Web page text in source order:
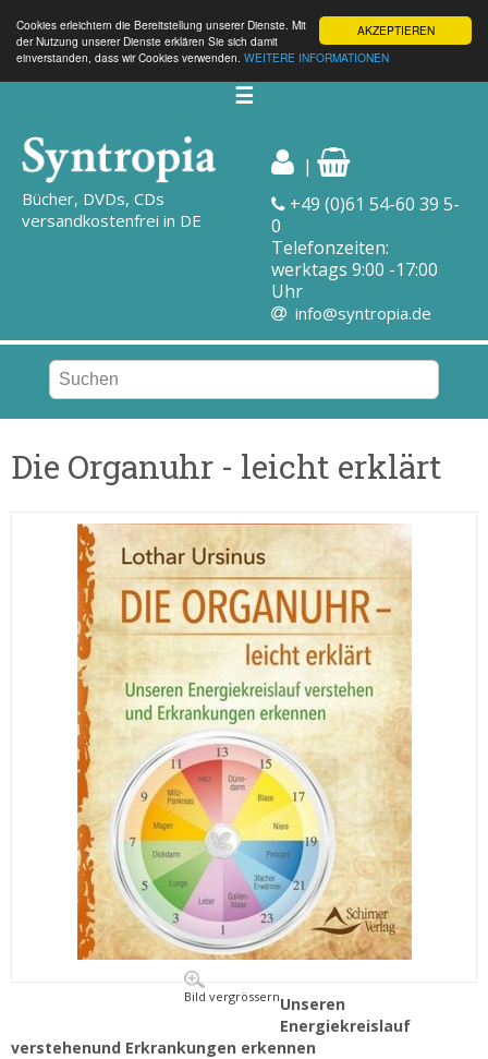
AKZEPTIEREN
Cookies erleichtern die Bereitstellung unserer Dienste. Mit
der Nutzung unserer Dienste erklären Sie sich damit
einverstanden, dass wir Cookies verwenden. WEITERE INFORMATIONEN
☰
Bücher, DVDs, CDs
versandkostenfrei in DE
|
+49 (0)61 54-60 39 5-
0
Telefonzeiten:
werktags 9:00 -17:00
Uhr
info@syntropia.de
Die Organuhr - leicht erklärt
Bild vergrössernUnseren
Energiekreislauf
verstehenund Erkrankungen erkennen